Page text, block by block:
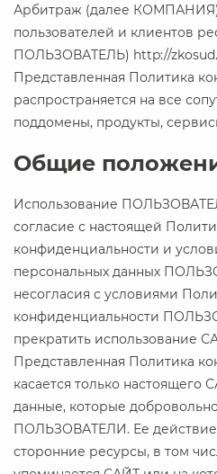
Арбитраж (далее КОМПАНИЯ)
пользователей и клиентов
ПОЛЬЗОВАТЕЛЬ) http://
Представленная Политика
распространяется на все
поддомены, продукты,
Общие
Использование
согласие с настоящей
конфиденциальности и
персональных данных
несогласия с условиями
конфиденциальности
прекратить использование
Представленная Политика
касается только
данные, которые
ПОЛЬЗОВАТЕЛИ. Ее действие
сторонние ресурсы, в том